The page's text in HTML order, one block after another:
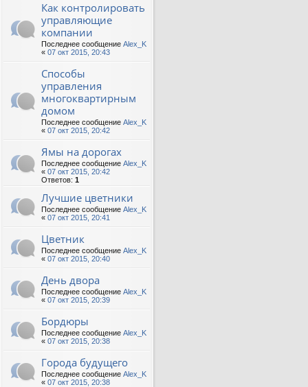
Как контролировать
управляющие
компании
Последнее сообщение Alex_K
« 07 окт 2015, 20:43
Способы
управления
многоквартирным
домом
Последнее сообщение Alex_K
« 07 окт 2015, 20:42
Ямы на дорогах
Последнее сообщение Alex_K
« 07 окт 2015, 20:42
Ответов: 1
Лучшие цветники
Последнее сообщение Alex_K
« 07 окт 2015, 20:41
Цветник
Последнее сообщение Alex_K
« 07 окт 2015, 20:40
День двора
Последнее сообщение Alex_K
« 07 окт 2015, 20:39
Бордюры
Последнее сообщение Alex_K
« 07 окт 2015, 20:38
Города будущего
Последнее сообщение Alex_K
« 07 окт 2015, 20:38